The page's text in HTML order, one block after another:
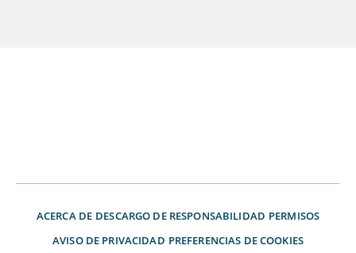
ACERCA DE DESCARGO DE RESPONSABILIDAD PERMISOS
AVISO DE PRIVACIDAD PREFERENCIAS DE COOKIES